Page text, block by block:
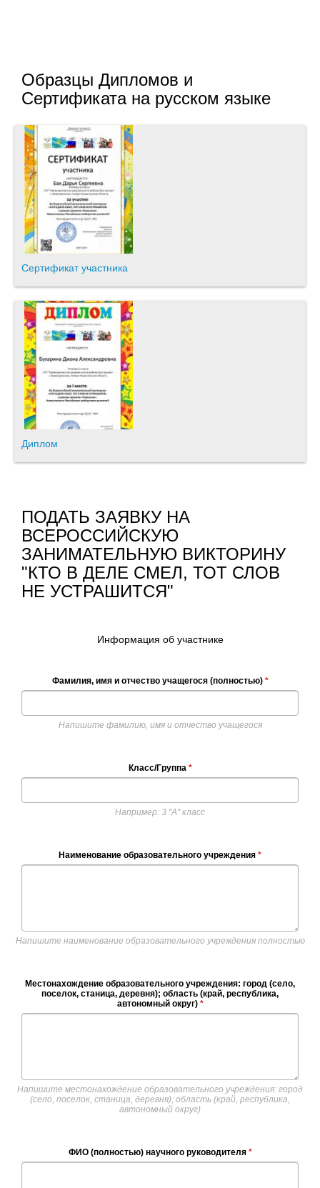
Образцы Дипломов и
Сертификата на русском языке
Сертификат участника
Диплом
ПОДАТЬ ЗАЯВКУ НА
ВСЕРОССИЙСКУЮ
ЗАНИМАТЕЛЬНУЮ ВИКТОРИНУ
"КТО В ДЕЛЕ СМЕЛ, ТОТ СЛОВ
НЕ УСТРАШИТСЯ"
Информация об участнике
Фамилия, имя и отчество учащегося (полностью) *
Напишите фамилию, имя и отчество учащегося
Класс/Группа *
Например: 3 "А" класс
Наименование образовательного учреждения *
Напишите наименование образовательного учреждения полностью
Местонахождение образовательного учреждения: город (село,
поселок, станица, деревня); область (край, республика,
автономный округ) *
Напишите местонахождение образовательного учреждения: город
(село, поселок, станица, деревня); область (край, республика,
автономный округ)
ФИО (полностью) научного руководителя *